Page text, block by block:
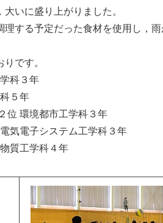
いに盛り上がりました。
する予定だった食材を使用し，
です。
科３年
５年
位 環境都市工学科３年
気電子システム工学科３年
質工学科４年